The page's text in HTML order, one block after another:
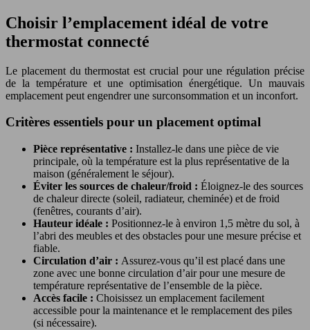
Choisir l’emplacement idéal de votre
thermostat connecté
Le placement du thermostat est crucial pour une régulation précise
de la température et une optimisation énergétique. Un mauvais
emplacement peut engendrer une surconsommation et un inconfort.
Critères essentiels pour un placement optimal
Pièce représentative : Installez-le dans une pièce de vie
principale, où la température est la plus représentative de la
maison (généralement le séjour).
Éviter les sources de chaleur/froid : Éloignez-le des sources
de chaleur directe (soleil, radiateur, cheminée) et de froid
(fenêtres, courants d’air).
Hauteur idéale : Positionnez-le à environ 1,5 mètre du sol, à
l’abri des meubles et des obstacles pour une mesure précise et
fiable.
Circulation d’air : Assurez-vous qu’il est placé dans une
zone avec une bonne circulation d’air pour une mesure de
température représentative de l’ensemble de la pièce.
Accès facile : Choisissez un emplacement facilement
accessible pour la maintenance et le remplacement des piles
(si nécessaire).